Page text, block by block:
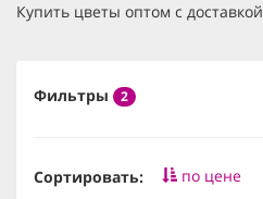
Купить цветы оптом с доставкой
Фильтры 2
Сортировать: по цене